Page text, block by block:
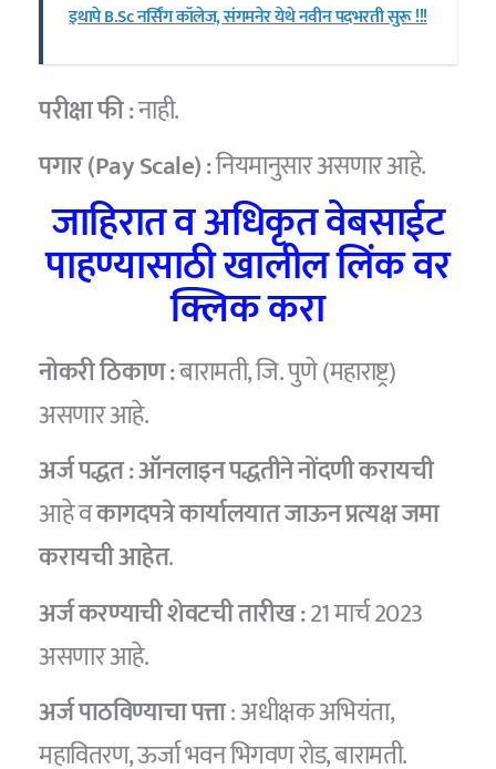
इथापे B.Sc नर्सिंग कॉलेज, संगमनेर येथे नवीन पदभरती सुरू !!!
परीक्षा फी :नाही.
पगार (Pay Scale) :नियमानुसार असणार आहे.
जाहिरात व अधिकृत वेबसाईट
पाहण्यासाठी खालील लिंक वर
क्लिक करा
नोकरी ठिकाण :बारामती, जि. पुणे (महाराष्ट्र)
असणार आहे.
अर्ज पद्धत : ऑनलाइन पद्धतीने नोंदणी करायची
आहे वकागदपत्रे कार्यालयात जाऊन प्रत्यक्ष जमा
करायची आहेत.
अर्ज करण्याची शेवटची तारीख :21 मार्च 2023
असणार आहे.
अर्ज पाठविण्याचा पत्ता: अधीक्षक अभियंता,
महावितरण, ऊर्जा भवन भिगवण रोड, बारामती.